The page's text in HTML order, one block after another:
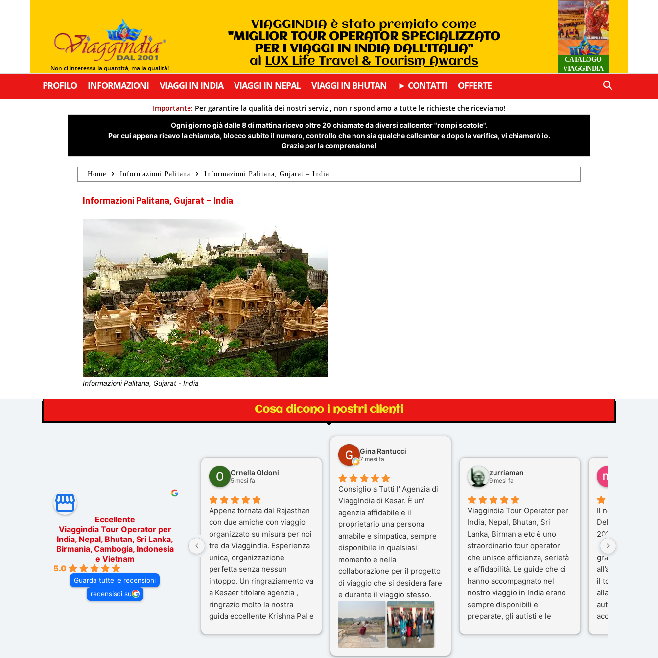
Non ci interessa la quantità, ma la qualità!
VIAGGINDIA è stato premiato come
"MIGLIOR TOUR OPERATOR SPECIALIZZATO
PER I VIAGGI IN INDIA DALL’ITALIA"
al LUX Life Travel & Tourism Awards
CATALOGO
VIAGGINDIA
PROFILO INFORMAZIONI VIAGGI IN INDIA VIAGGI IN NEPAL VIAGGI IN BHUTAN ► CONTATTI OFFERTE
Importante: Per garantire la qualità dei nostri servizi, non rispondiamo a tutte le richieste che riceviamo!
Ogni giorno già dalle 8 di mattina ricevo oltre 20 chiamate da diversi callcenter "rompi scatole".
Per cui appena ricevo la chiamata, blocco subito il numero, controllo che non sia qualche callcenter e dopo la verifica, vi chiamerò io.
Grazie per la comprensione!
Home Informazioni Palitana Informazioni Palitana, Gujarat – India
Informazioni Palitana, Gujarat – India
Informazioni Palitana, Gujarat - India
Cosa dicono i nostri clienti
Eccellente
Viaggindia Tour Operator per
India, Nepal, Bhutan, Sri Lanka,
Birmania, Cambogia, Indonesia
e Vietnam
5.0
Guarda tutte le recensioni
recensisci su
Ornella Oldoni
5 mesi fa
Appena tornata dal Rajasthan
con due amiche con viaggio
organizzato su misura per noi
tre da Viaggindia. Esperienza
unica, organizzazione
perfetta senza nessun
intoppo. Un ringraziamento va
a Kesaer titolare agenzia ,
ringrazio molto la nostra
guida eccellente Krishna Pal e
Gina Rantucci
7 mesi fa
Consiglio a Tutti l' Agenzia di
ViaggIndia di Kesar. È un'
agenzia affidabile e il
proprietario una persona
amabile e simpatica, sempre
disponibile in qualsiasi
momento e nella
collaborazione per il progetto
di viaggio che si desidera fare
e durante il viaggio stesso.
Siamo stati 3 settimane in
India a novembre 2025, 5
amici e il viaggio alla scoperta
del Rajasthan e Varanasi è
zurriaman
9 mesi fa
Viaggindia Tour Operator per
India, Nepal, Bhutan, Sri
Lanka, Birmania etc è uno
straordinario tour operator
che unisce efficienza, serietà
e affidabilità. Le guide che ci
hanno accompagnato nel
nostro viaggio in India erano
sempre disponibili e
preparate, gli autisti e le
Il nostro viaggio
Delhi e Varanasi
2025), è stata
che porteremo
gran parte del
all’agenzia che
il tour con cura e
alla nostra guida
autista che ci
accompagnati